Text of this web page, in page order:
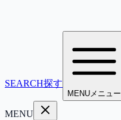
SEARCH探す
MENUメニュー
MENU